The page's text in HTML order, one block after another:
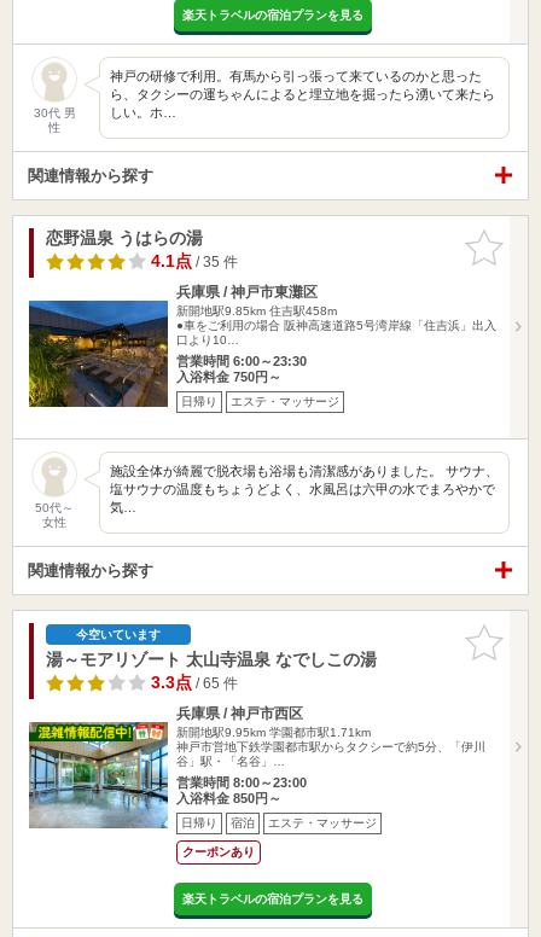
楽天トラベルの宿泊プランを見る
30代 男
性
神戸の研修で利用。有馬から引っ張って来ているのかと思った
ら、タクシーの運ちゃんによると埋立地を掘ったら湧いて来たら
しい。ホ…
関連情報から探す
お気に入
りに追加
恋野温泉 うはらの湯
4.1点/ 35 件
兵庫県 / 神戸市東灘区
新開地駅9.85km 住吉駅458m
●車をご利用の場合 阪神高速道路5号湾岸線「住吉浜」出入
口より10…
営業時間 6:00～23:30
入浴料金 750円～
日帰り エステ・マッサージ
50代～
女性
施設全体が綺麗で脱衣場も浴場も清潔感がありました。 サウナ、
塩サウナの温度もちょうどよく、水風呂は六甲の水でまろやかで
気…
関連情報から探す
お気に入
りに追加
今空いています
湯～モアリゾート 太山寺温泉 なでしこの湯
3.3点/ 65 件
兵庫県 / 神戸市西区
新開地駅9.95km 学園都市駅1.71km
神戸市営地下鉄学園都市駅からタクシーで約5分、「伊川
谷」駅・「名谷」…
営業時間 8:00～23:00
入浴料金 850円～
日帰り 宿泊 エステ・マッサージ
クーポンあり
楽天トラベルの宿泊プランを見る